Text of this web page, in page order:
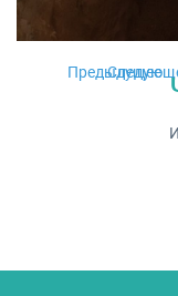
Предыдущее